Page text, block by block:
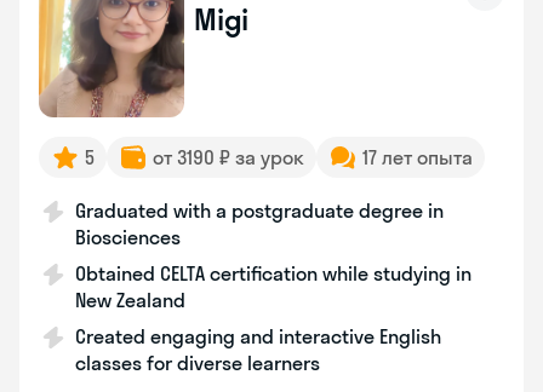
Migi
5 от 3190 ₽ за урок 17 лет опыта
Graduated with a postgraduate degree in
Biosciences
Obtained CELTA certification while studying in
New Zealand
Created engaging and interactive English
classes for diverse learners